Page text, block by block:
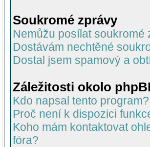
Soukromé zprávy
Nemůžu posílat soukromé
Dostávám nechtěné
Dostal jsem spamový a
Záležitosti okolo
Kdo napsal tento program?
Proč není k dispozici
Koho mám kontaktovat
fóra?